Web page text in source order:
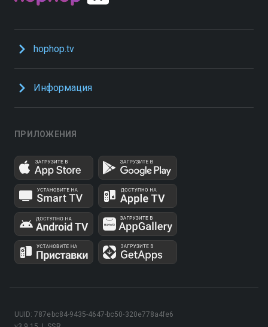
hophop.tv
Информация
ПРИЛОЖЕНИЯ
UUID: 787ebc84-9435-4647-bc50-320e778a4fe6